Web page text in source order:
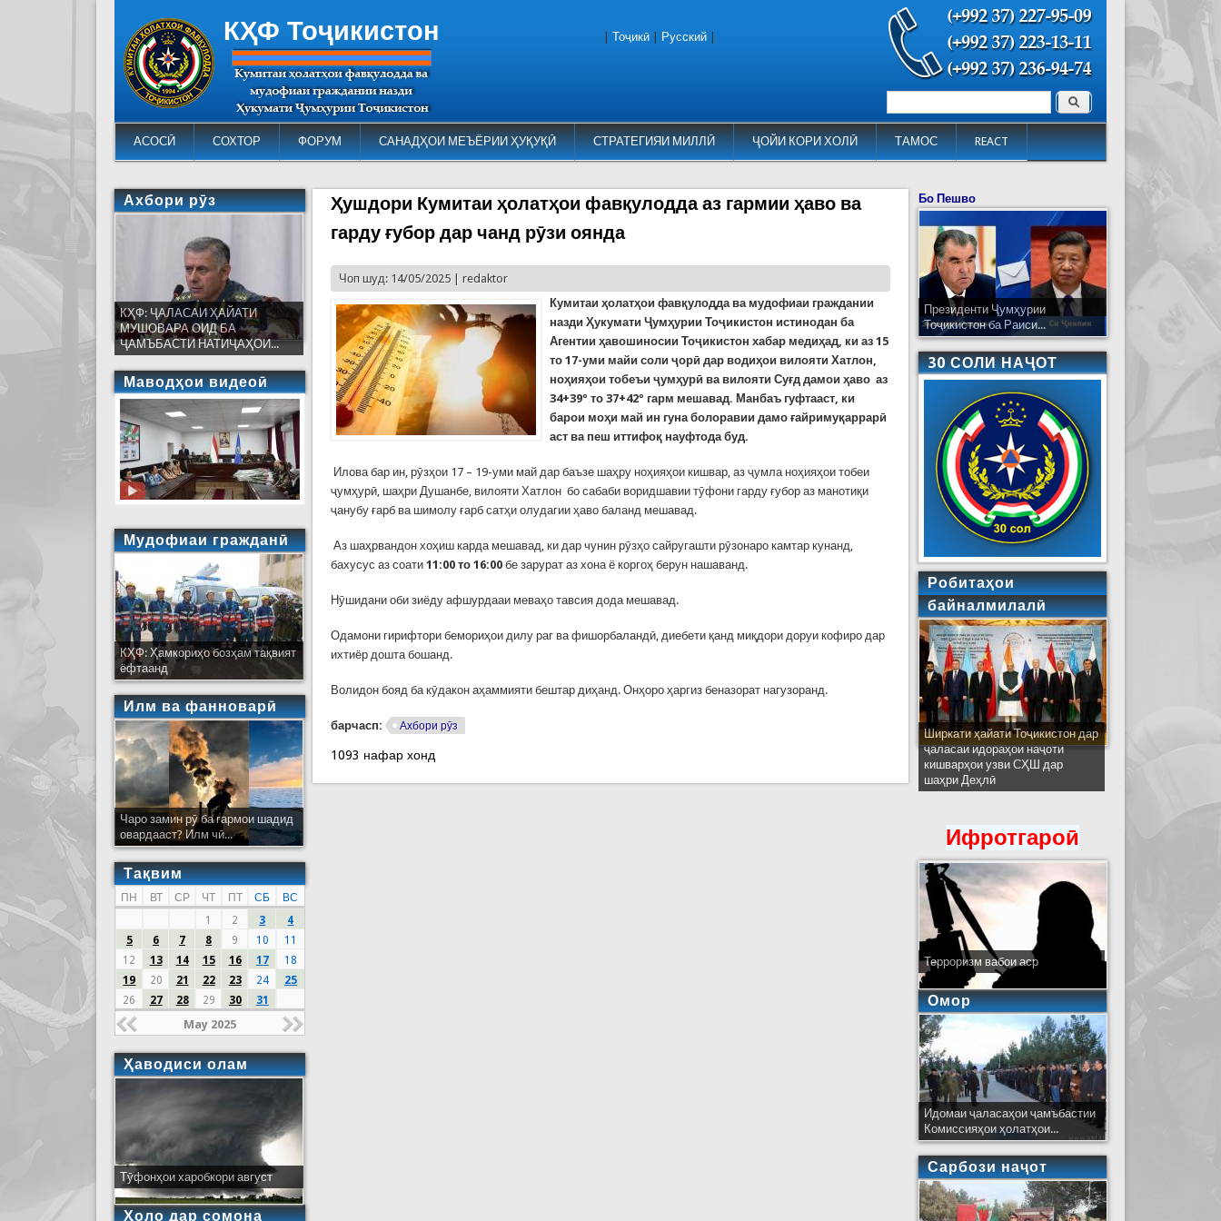
КҲФ Тоҷикистон
АСОСӢ СОХТОР ФОРУМ САНАДҲОИ МЕЪЁРИИ ҲУҚУҚӢ СТРАТЕГИЯИ МИЛЛӢ ҶОЙИ КОРИ ХОЛӢ ТАМОС REACT
Форма поиска Поиск
Тоҷикӣ Русский
Ҳушдори Кумитаи ҳолатҳои фавқулодда аз гармии ҳаво ва
гарду ғубор дар чанд рӯзи оянда
Чоп шуд: 14/05/2025 |redaktor
Кумитаи ҳолатҳои фавқулодда ва мудофиаи граждании
назди Ҳукумати Ҷумҳурии Тоҷикистон истинодан ба
Агентии ҳавошиносии Тоҷикистон хабар медиҳад, ки аз 15
то 17-уми майи соли ҷорӣ дар водиҳои вилояти Хатлон,
ноҳияҳои тобеъи ҷумҳурӣ ва вилояти Суғд дамои ҳаво аз
34+39º то 37+42º гарм мешавад. Манбаъ гуфтааст, ки
барои моҳи май ин гуна болоравии дамо ғайримуқаррарӣ
аст ва пеш иттифоқ науфтода буд.
Илова бар ин, рӯзҳои 17 – 19-уми май дар баъзе шаҳру ноҳияҳои кишвар, аз ҷумла ноҳияҳои тобеи
ҷумҳурӣ, шаҳри Душанбе, вилояти Хатлон бо сабаби воридшавии тӯфони гарду ғубор аз манотиқи
ҷанубу ғарб ва шимолу ғарб сатҳи олудагии ҳаво баланд мешавад.
Аз шаҳрвандон хоҳиш карда мешавад, ки дар чунин рӯзҳо сайругашти рӯзонаро камтар кунанд,
бахусус аз соати11:00 то 16:00 бе зарурат аз хона ё коргоҳ берун нашаванд.
Нӯшидани оби зиёду афшурдааи меваҳо тавсия дода мешавад.
Одамони гирифтори бемориҳои дилу раг ва фишорбаландӣ, диебети қанд миқдори доруи кофиро дар
ихтиёр дошта бошанд.
Волидон бояд ба кӯдакон аҳаммияти бештар диҳанд. Онҳоро ҳаргиз беназорат нагузоранд.
барчасп: Ахбори рӯз
1093 нафар хонд
Ахбори рӯз
КҲФ: ҶАЛАСАИ ҲАЙАТИ
МУШОВАРА ОИД БА
ҶАМЪБАСТИ НАТИҶАҲОИ...
Маводҳои видеоӣ
Мудофиаи гражданӣ
КҲФ: Ҳамкориҳо бозҳам тақвият
ёфтаанд
Илм ва фанноварӣ
Чаро замин рӯ ба гармои шадид
овардааст? Илм чӣ...
Тақвим
ПН ВТ СР ЧТ ПТ СБ
ВС
1
2 3
4
5
6 7 8 9 10
11
12
13 14 15 16 17
18
19
20 21 22 23 24
25
26
27 28 29 30 31
May 2025
Ҳаводиси олам
Тӯфонҳои харобкори август
Ҳоло дар сомона
Бо Пешво
Президенти Ҷумҳурии
Тоҷикистон ба Раиси...
30 СОЛИ НАҶОТ
Робитаҳои
байналмилалӣ
Ширкати ҳайати Тоҷикистон дар
ҷаласаи идораҳои наҷоти
кишварҳои узви СҲШ дар
шаҳри Деҳлӣ
Ифротгароӣ
Терроризм вабои аср
Омор
Идомаи ҷаласаҳои ҷамъбастии
Комиссияҳои ҳолатҳои...
Сарбози наҷот